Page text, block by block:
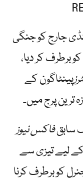
جارج کو جنگی
برطرف کر دیا،
پینٹاگون کے
پرج میں۔
سابقفاکس نیوز
لیے تیزی سے
کو برطرف کرنا